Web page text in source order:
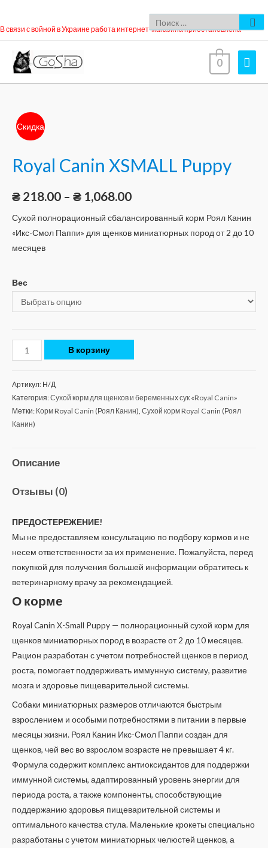
В связи с войной в Украине работа интернет-магазина приостановлена
0
Скидка
Royal Canin XSMALL Puppy
₴ 218.00 – ₴ 1,068.00
Сухой полнорационный сбалансированный корм Роял Канин
«Икс-Смол Паппи» для щенков миниатюрных пород от 2 до 10
месяцев
Вес
В корзину
Артикул: Н/Д
Категория:Сухой корм для щенков и беременных сук «Royal Canin»
Метки: Корм Royal Canin (Роял Канин), Сухой корм Royal Canin (Роял
Канин)
Описание
Отзывы (0)
ПРЕДОСТЕРЕЖЕНИЕ!
Мы не предоставляем консультацию по подбору кормов и не
несем ответственности за их применение. Пожалуйста, перед
покупкой для получения большей информации обратитесь к
ветеринарному врачу за рекомендацией.
О корме
Royal Canin X-Small Puppy — полнорационный сухой корм для
щенков миниатюрных пород в возрасте от 2 до 10 месяцев.
Рацион разработан с учетом потребностей щенков в период
роста, помогает поддерживать иммунную систему, развитие
мозга и здоровье пищеварительной системы.
Собаки миниатюрных размеров отличаются быстрым
взрослением и особыми потребностями в питании в первые
месяцы жизни. Роял Канин Икс-Смол Паппи создан для
щенков, чей вес во взрослом возрасте не превышает 4 кг.
Формула содержит комплекс антиоксидантов для поддержки
иммунной системы, адаптированный уровень энергии для
периода роста, а также компоненты, способствующие
поддержанию здоровья пищеварительной системы и
оптимального качества стула. Маленькие крокеты специально
разработаны с учетом миниатюрных челюстей щенков, а